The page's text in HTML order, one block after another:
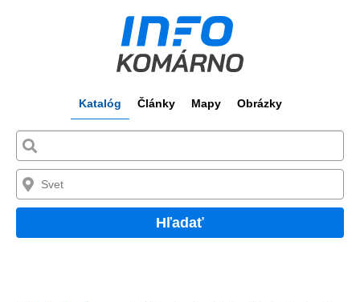
Katalóg Články Mapy Obrázky
Hľadať